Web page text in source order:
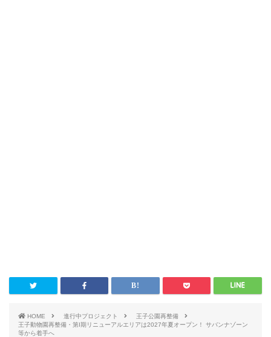
HOME 進行中プロジェクト
王子公園再整備
王子動物園再整備・第I期リニューアルエリアは2027年夏オープン！ サバンナゾーン
等から着手へ